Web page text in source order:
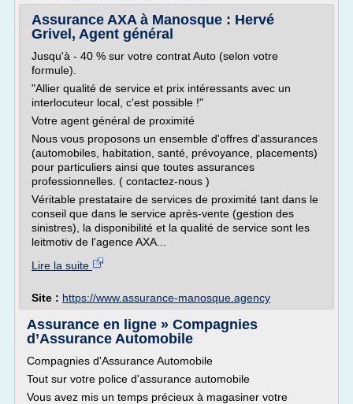
Assurance AXA à Manosque : Hervé
Grivel, Agent général
Jusqu'à - 40 % sur votre contrat Auto (selon votre
formule).
"Allier qualité de service et prix intéressants avec un
interlocuteur local, c'est possible !"
Votre agent général de proximité
Nous vous proposons un ensemble d'offres d'assurances
(automobiles, habitation, santé, prévoyance, placements)
pour particuliers ainsi que toutes assurances
professionnelles. ( contactez-nous )
Véritable prestataire de services de proximité tant dans le
conseil que dans le service après-vente (gestion des
sinistres), la disponibilité et la qualité de service sont les
leitmotiv de l'agence AXA...
Lire la suite
Site : https://www.assurance-manosque.agency
Assurance en ligne » Compagnies
d’Assurance Automobile
Compagnies d'Assurance Automobile
Tout sur votre police d'assurance automobile
Vous avez mis un temps précieux à magasiner votre